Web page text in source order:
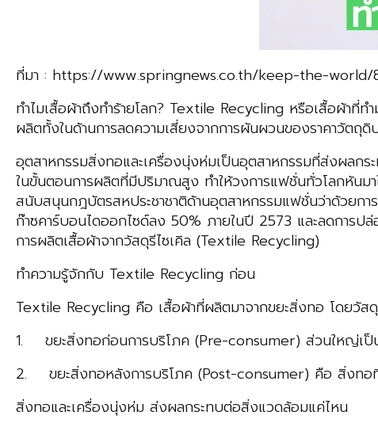
ที่มา : https://www.springnews.co.th/keep-the-world/
ทำไมเสื้อผ้าถึงทำร้ายโลก? Textile Recycling หรือเสื้อผ้าที่
ผลิตทั้งในด้านการลดความเสี่ยงจากการผันผวนของราคาวัตถุดิ
อุตสาหกรรมสิ่งทอและเครื่องนุ่งห่มเป็นอุตสาหกรรมที่ส่งผลก
ในขั้นตอนการผลิตที่มีปริมาณสูง ทำให้วงการแฟชั่นทั่วโลกหันม
สนับสนุนกฎบัตรสหประชาชาติด้านอุตสาหกรรมแฟชั่นว่าด้วย
ก๊าซคาร์บอนไดออกไซด์ลง 50% ภายในปี 2573 และลดการป
การผลิตเสื้อผ้าจากวัสดุรีไซเคิล (Textile Recycling)
ทำความรู้จักกับ Textile Recycling ก่อน
Textile Recycling คือ เสื้อผ้าที่ผลิตมาจากขยะสิ่งทอ โดยวัส
1. ขยะสิ่งทอก่อนการบริโภค (Pre-consumer) ส่วนใหญ่เป็น
2. ขยะสิ่งทอหลังการบริโภค (Post-consumer) คือ สิ่งทอที่ถู
สิ่งทอและเครื่องนุ่งห่ม ส่งผลกระทบต่อสิ่งแวดล้อมแค่ไหน